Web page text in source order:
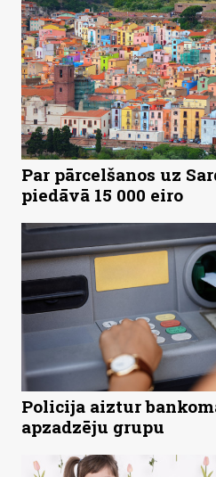
Par pārcelšanos uz
piedāvā 15 000 eiro
Policija aiztur
apzadzēju grupu